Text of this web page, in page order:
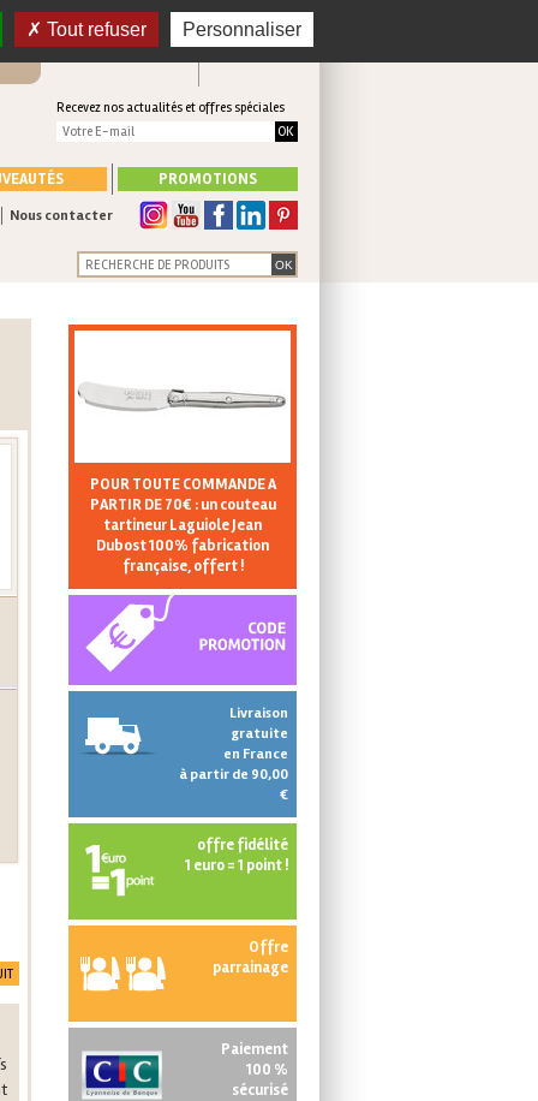
CONNEXION
CRÉER UN COMPTE
Mon panier
Recevez nos actualités et offres spéciales
PROMOTIONS
Nous contacter
POUR TOUTE COMMANDE A
PARTIR DE 70€ : un couteau
tartineur Laguiole Jean
Dubost 100% fabrication
française, offert !
Livraison
gratuite
en France
à partir de 90,00
€
offre fidélité
1 euro = 1 point !
Offre
parrainage
Paiement
100 %
sécurisé
Tout refuser Personnaliser